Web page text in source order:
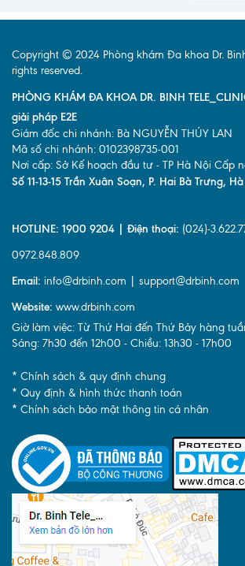
Copyright © 2024 Phòng khám Đa khoa Dr.
rights reserved.
PHÒNG KHÁM ĐA KHOA DR. BINH
giải pháp E2E
Giám đốc chi nhánh: Bà NGUYỄN THÚY LAN
Mã số chi nhánh: 0102398735-001
Nơi cấp: Sở Kế hoạch đầu tư - TP Hà Nội Cấp
Số 11-13-15 Trần Xuân Soạn, P. Hai Bà Trưng,
HOTLINE: 1900 9204 | Điện thoại: (024)-
0972.848.809
Email: info@drbinh.com | support@drbinh.com
Website: www.drbinh.com
Giờ làm việc: Từ Thứ Hai đến Thứ Bảy hàng
Sáng: 7h30 đến 12h00 - Chiều: 13h30 - 17h00
* Chính sách & quy định chung
* Quy định & hình thức thanh toán
* Chính sách bảo mật thông tin cá nhân